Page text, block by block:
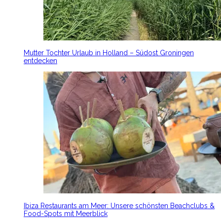
Mutter Tochter Urlaub in Holland – Südost Groningen
entdecken
Ibiza Restaurants am Meer: Unsere schönsten Beachclubs &
Food-Spots mit Meerblick